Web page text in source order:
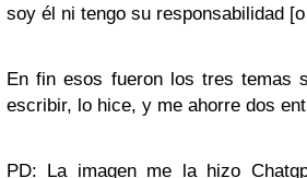
soy él ni tengo su responsabilidad
En fin esos fueron los tres temas
escribir, lo hice, y me ahorre dos
PD: La imagen me la hizo